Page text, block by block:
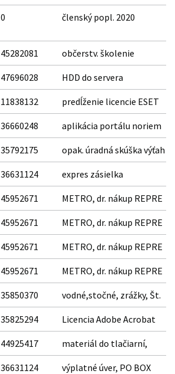
0 členský popl. 2020
45282081 občerstv. školenie
47696028 HDD do servera
11838132 predĺženie licencie ESET
36660248 aplikácia portálu noriem
35792175 opak. úradná skúška výťah
36631124 expres zásielka
45952671 METRO, dr. nákup REPRE
45952671 METRO, dr. nákup REPRE
45952671 METRO, dr. nákup REPRE
45952671 METRO, dr. nákup REPRE
35850370 vodné,stočné, zrážky, Št.
35825294 Licencia Adobe Acrobat
44925417 materiál do tlačiarní,
36631124 výplatné úver, PO BOX